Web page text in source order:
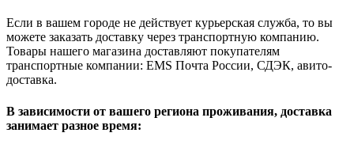
Если в вашем городе не действует курьерская служба, то вы
можете заказать доставку через транспортную компанию.
Товары нашего магазина доставляют покупателям
транспортные компании: EMS Почта России, СДЭК, авито-
доставка.
В зависимости от вашего региона проживания, доставка
занимает разное время: